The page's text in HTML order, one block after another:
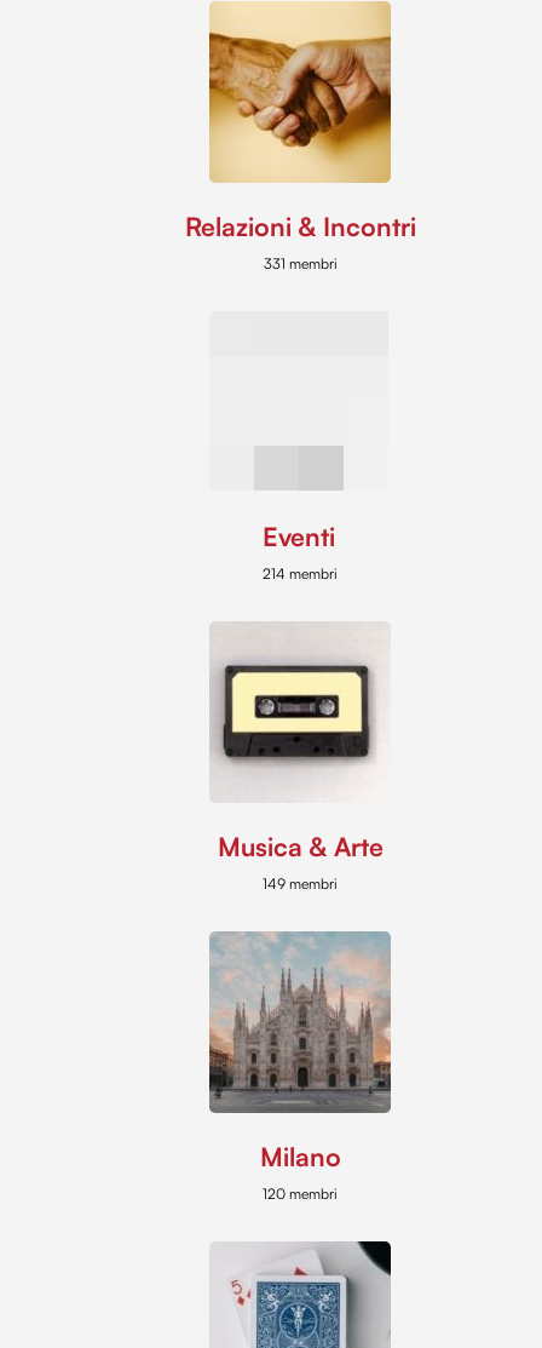
Relazioni & Incontri
331 membri
Eventi
214 membri
Musica & Arte
149 membri
Milano
120 membri